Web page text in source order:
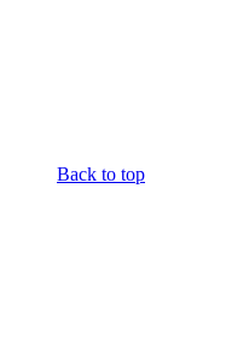
Back to top